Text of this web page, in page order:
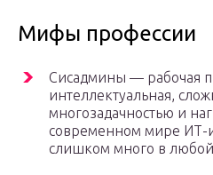
Мифы профессии
Сисадмины — рабочая
интеллектуальная,
многозадачностью и
современном мире ИТ-
слишком много в